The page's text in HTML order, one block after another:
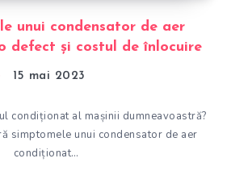
unui condensator de aer
defect și costul de înlocuire
15 mai 2023
condiționat al mașinii dumneavoastră?
simptomele unui condensator de aer
condiționat…